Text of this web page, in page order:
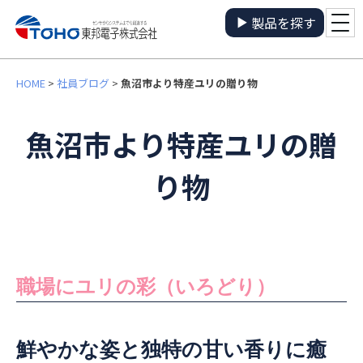
製品を探す
HOME > 社員ブログ > 魚沼市より特産ユリの贈り物
魚沼市より特産ユリの贈
り物
職場にユリの彩（いろどり）
鮮やかな姿と独特の甘い香りに癒